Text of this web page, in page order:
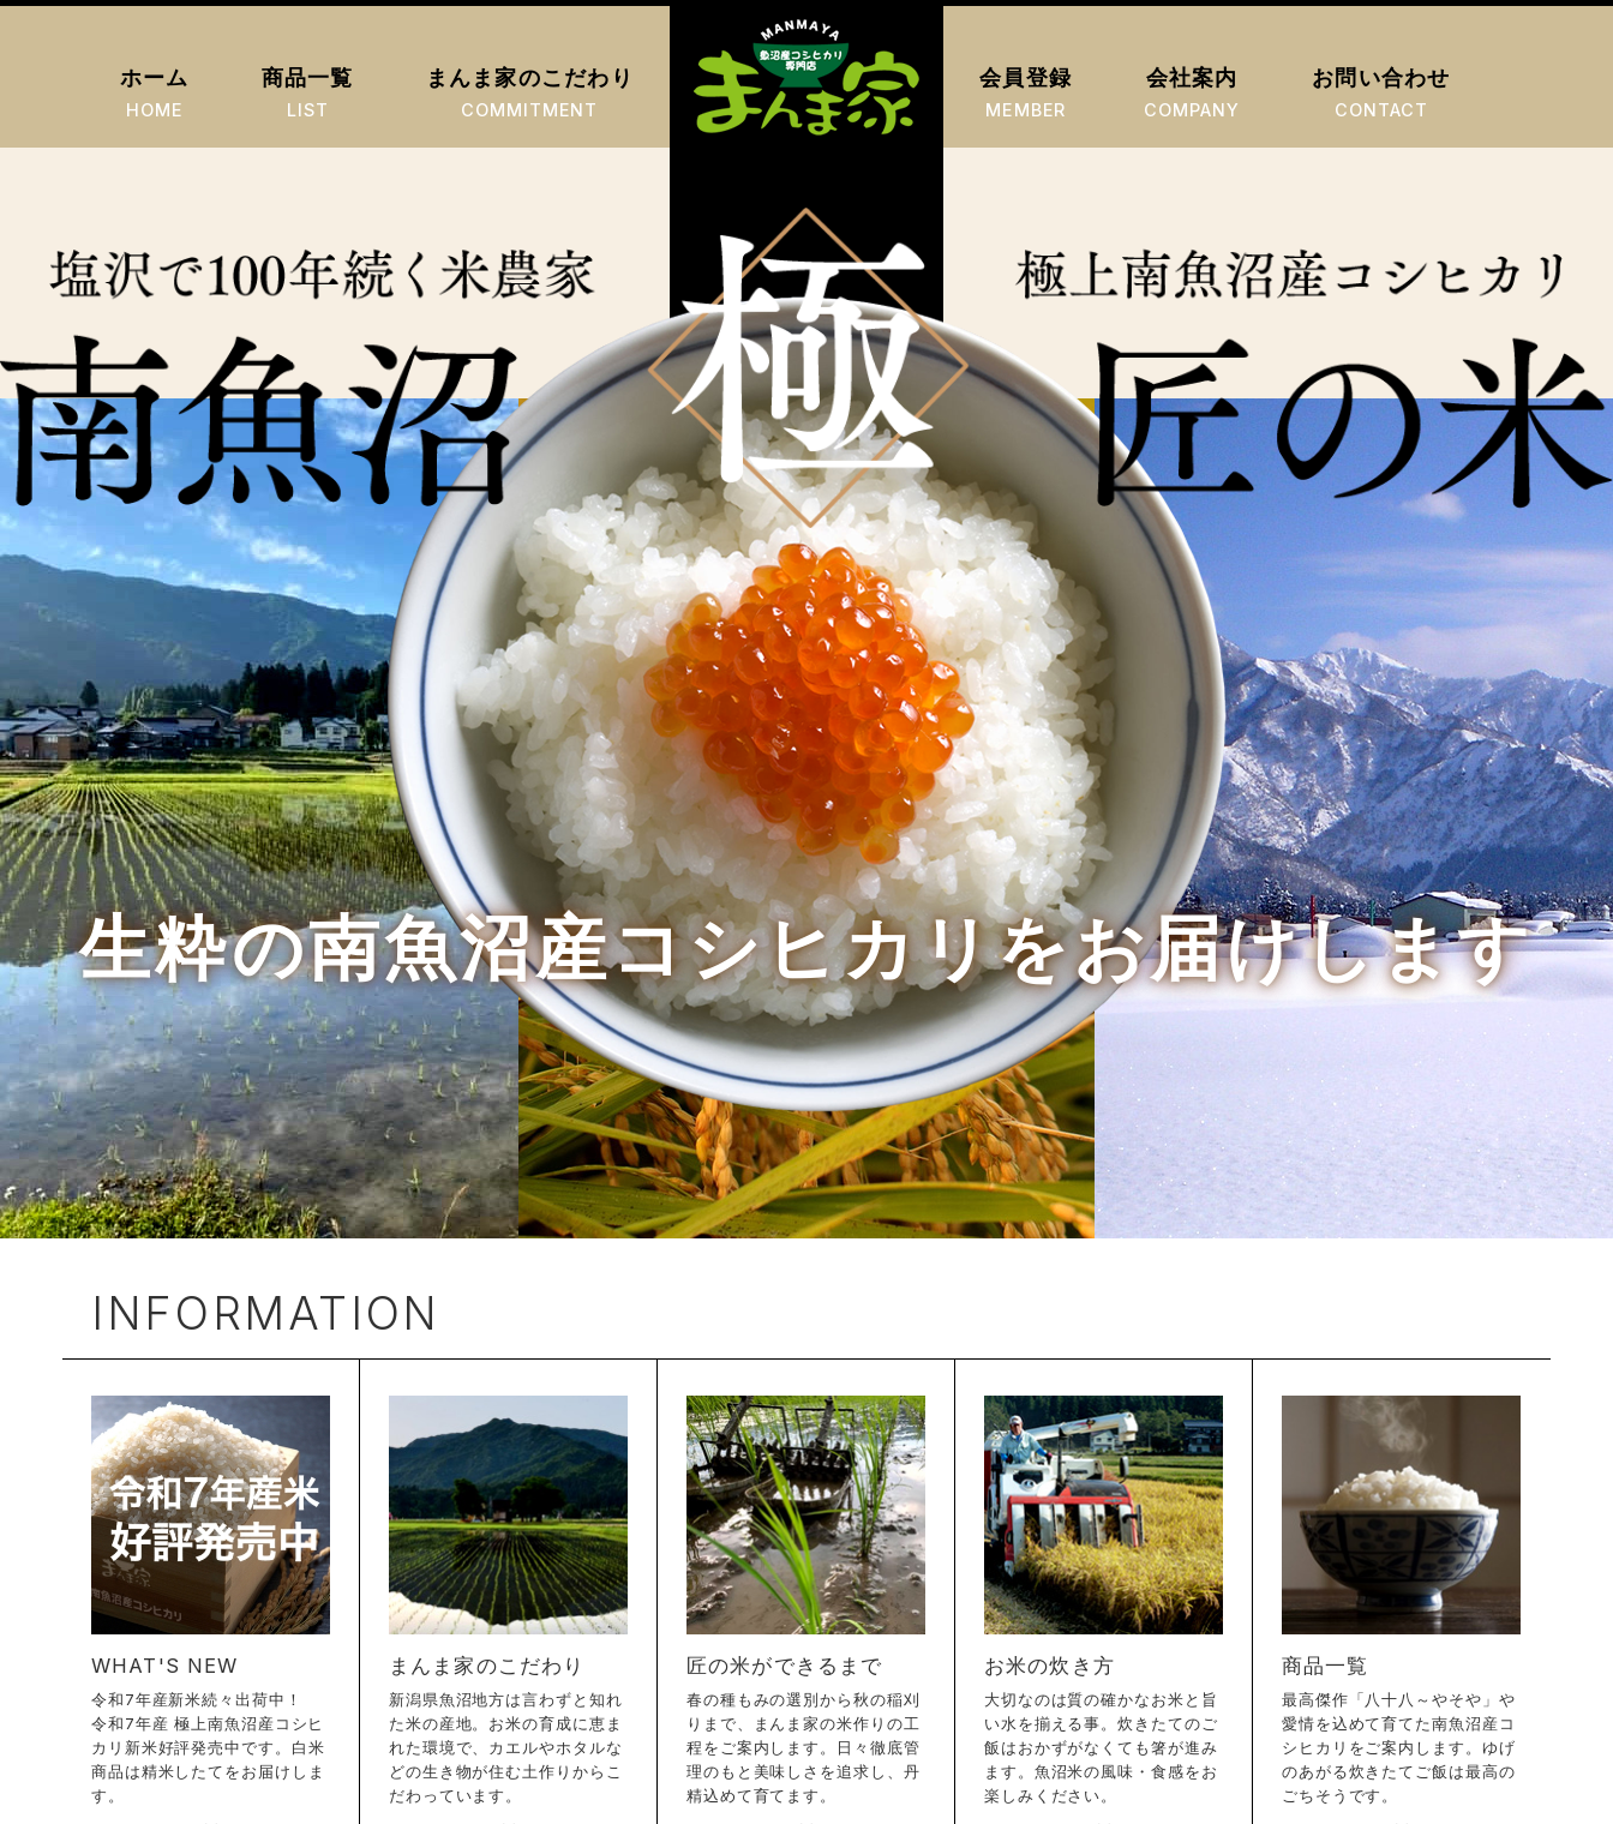
ホーム
HOME
商品一覧
LIST
まんま家のこだわり
COMMITMENT
会員登録
MEMBER
会社案内
COMPANY
お問い合わせ
CONTACT
生粋の南魚沼産コシヒカリをお届けします
INFORMATION
WHAT'S NEW
令和7年産新米続々出荷中！
令和7年産 極上南魚沼産コシヒ
カリ新米好評発売中です。白米
商品は精米したてをお届けしま
す。
まんま家のこだわり
新潟県魚沼地方は言わずと知れ
た米の産地。お米の育成に恵ま
れた環境で、カエルやホタルな
どの生き物が住む土作りからこ
だわっています。
匠の米ができるまで
春の種もみの選別から秋の稲刈
りまで、まんま家の米作りの工
程をご案内します。日々徹底管
理のもと美味しさを追求し、丹
精込めて育てます。
お米の炊き方
大切なのは質の確かなお米と旨
い水を揃える事。炊きたてのご
飯はおかずがなくても箸が進み
ます。魚沼米の風味・食感をお
楽しみください。
商品一覧
最高傑作「八十八～やそや」や
愛情を込めて育てた南魚沼産コ
シヒカリをご案内します。ゆげ
のあがる炊きたてご飯は最高の
ごちそうです。